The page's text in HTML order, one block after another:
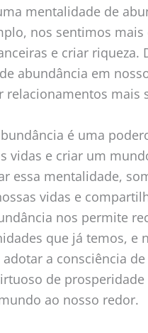
mentalidade de
nos sentimos mais
e criar riqueza.
abundância em
relacionamentos mais
é uma
vidas e criar um
essa mentalidade,
vidas e
nos permite
que já temos, e
a consciência
de
ao nosso redor.